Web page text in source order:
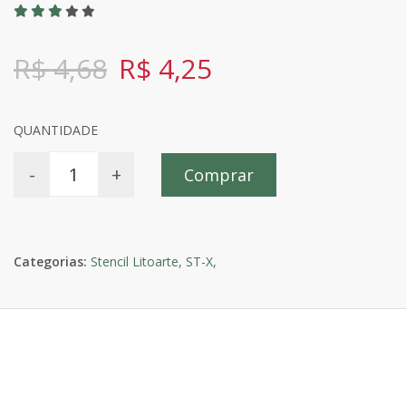
R$ 4,68 R$ 4,25
QUANTIDADE
- + Comprar
Categorias: Stencil Litoarte, ST-X,